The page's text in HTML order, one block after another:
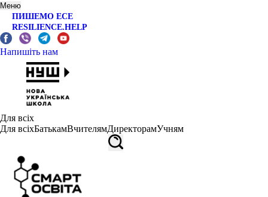
Меню
ПИШЕМО ЕСЕ
RESILIENCE.HELP
Напишіть нам
Для всіх
Для всіхБатькамВчителямДиректорамУчням